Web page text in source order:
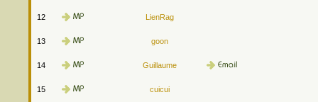
12 LienRag
13 goon
14 Guillaume
15 cuicui